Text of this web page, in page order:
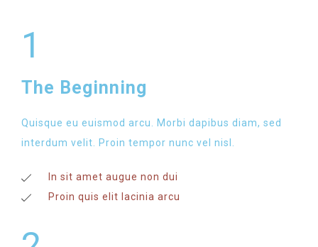
1
The Beginning
Quisque eu euismod arcu. Morbi dapibus diam, sed
interdum velit. Proin tempor nunc vel nisl.
In sit amet augue non dui
Proin quis elit lacinia arcu